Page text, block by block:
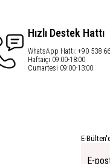
Hızlı Destek Hattı
WhatsApp Hattı: +90 538
Haftaiçi 09:00-18:00
Cumartesi 09:00-13:00
E-